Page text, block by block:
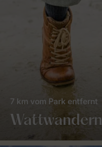
Wattwandern
7 km vom Park entfernt